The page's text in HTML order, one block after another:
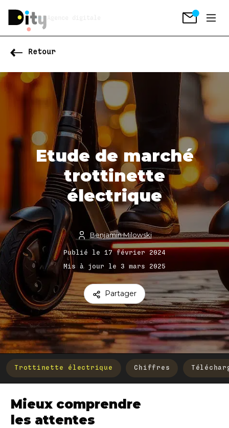
Retour
Etude de marché
trottinette
électrique
Benjamin Milowski
Publié le 17 février 2024
Mis à jour le 3 mars 2025
Partager
Trottinette électrique Chiffres
Mieux comprendre
les attentes